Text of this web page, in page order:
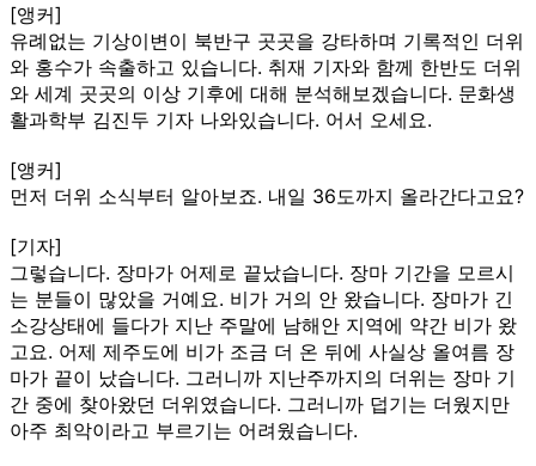
[앵커]
유례없는 기상이변이 북반구 곳곳을 강타하며 기록적인 더위
와 홍수가 속출하고 있습니다. 취재 기자와 함께 한반도 더위
와 세계 곳곳의 이상 기후에 대해 분석해보겠습니다. 문화생
활과학부 김진두 기자 나와있습니다. 어서 오세요.
[앵커]
먼저 더위 소식부터 알아보죠. 내일 36도까지 올라간다고요?
[기자]
그렇습니다. 장마가 어제로 끝났습니다. 장마 기간을 모르시
는 분들이 많았을 거예요. 비가 거의 안 왔습니다. 장마가 긴
소강상태에 들다가 지난 주말에 남해안 지역에 약간 비가 왔
고요. 어제 제주도에 비가 조금 더 온 뒤에 사실상 올여름 장
마가 끝이 났습니다. 그러니까 지난주까지의 더위는 장마 기
간 중에 찾아왔던 더위였습니다. 그러니까 덥기는 더웠지만
아주 최악이라고 부르기는 어려웠습니다.